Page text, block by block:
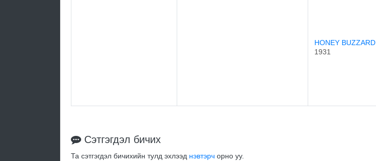
HONEY BUZZARD
1931
Сэтгэгдэл бичих
Та сэтгэгдэл бичихийн тулд эхлээд нэвтэрч орно уу.